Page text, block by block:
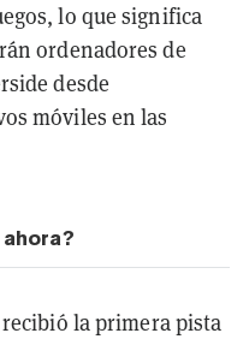
lo que significa
ordenadores de
desde
móviles en las
la primera pista